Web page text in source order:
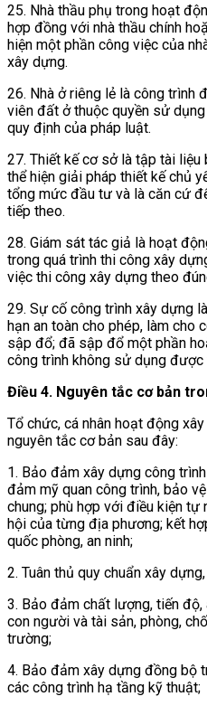
25. Nhà thầu phụ trong hoạt
hợp đồng với nhà thầu chính
hiện một phần công việc của
xây dựng.
26. Nhà ở riêng lẻ là công trình
viên đất ở thuộc quyền sử
quy định của pháp luật.
27. Thiết kế cơ sở là tập tài liệu
thể hiện giải pháp thiết kế chủ
tổng mức đầu tư và là căn cứ
tiếp theo.
28. Giám sát tác giả là hoạt
trong quá trình thi công xây
việc thi công xây dựng theo
29. Sự cố công trình xây dựng
hạn an toàn cho phép, làm cho
sập đổ; đã sập đổ một phần
công trình không sử dụng được
Điều 4. Nguyên tắc cơ bản
Tổ chức, cá nhân hoạt động
nguyên tắc cơ bản sau đây:
1. Bảo đảm xây dựng công
đảm mỹ quan công trình, bảo
chung; phù hợp với điều kiện tự
hội của từng địa phương; kết
quốc phòng, an ninh;
2. Tuân thủ quy chuẩn xây
3. Bảo đảm chất lượng, tiến
con người và tài sản, phòng,
trường;
4. Bảo đảm xây dựng đồng bộ
các công trình hạ tầng kỹ thuật;